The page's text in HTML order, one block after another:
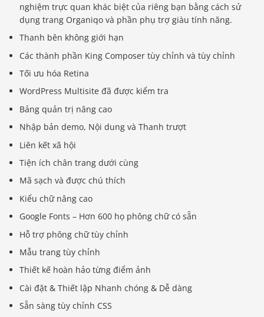
nghiệm trực quan khác biệt của riêng bạn bằng cách sử
dụng trang Organiqo và phần phụ trợ giàu tính năng.
Thanh bên không giới hạn
Các thành phần King Composer tùy chỉnh và tùy chỉnh
Tối ưu hóa Retina
WordPress Multisite đã được kiểm tra
Bảng quản trị nâng cao
Nhập bản demo, Nội dung và Thanh trượt
Liên kết xã hội
Tiện ích chân trang dưới cùng
Mã sạch và được chú thích
Kiểu chữ nâng cao
Google Fonts – Hơn 600 họ phông chữ có sẵn
Hỗ trợ phông chữ tùy chỉnh
Mẫu trang tùy chỉnh
Thiết kế hoàn hảo từng điểm ảnh
Cài đặt & Thiết lập Nhanh chóng & Dễ dàng
Sẵn sàng tùy chỉnh CSS